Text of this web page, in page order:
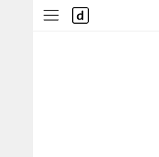
사
이
다
나
와